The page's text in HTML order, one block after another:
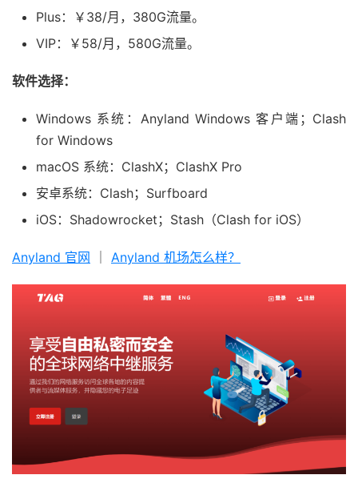
Plus：￥38/月，380G流量。
VIP：￥58/月，580G流量。
软件选择：
Windows 系统：Anyland Windows 客户端；Clash
for Windows
macOS 系统：ClashX；ClashX Pro
安卓系统：Clash；Surfboard
iOS：Shadowrocket；Stash（Clash for iOS）
Anyland 官网 Anyland 机场怎么样？